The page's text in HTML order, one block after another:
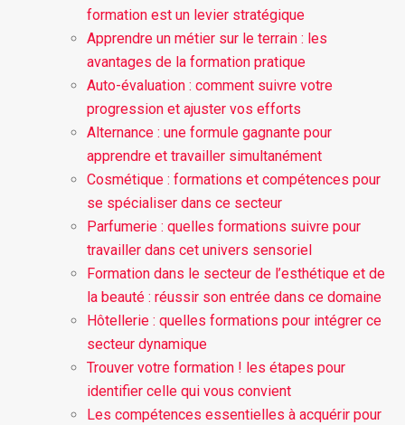
formation est un levier stratégique
Apprendre un métier sur le terrain : les
avantages de la formation pratique
Auto-évaluation : comment suivre votre
progression et ajuster vos efforts
Alternance : une formule gagnante pour
apprendre et travailler simultanément
Cosmétique : formations et compétences pour
se spécialiser dans ce secteur
Parfumerie : quelles formations suivre pour
travailler dans cet univers sensoriel
Formation dans le secteur de l’esthétique et de
la beauté : réussir son entrée dans ce domaine
Hôtellerie : quelles formations pour intégrer ce
secteur dynamique
Trouver votre formation ! les étapes pour
identifier celle qui vous convient
Les compétences essentielles à acquérir pour